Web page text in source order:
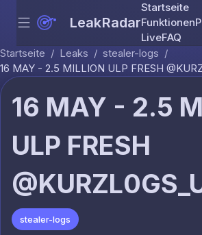
Skip to
Menu LeakRadar
Startseite
Funktionen
LiveFAQ
Startseite / Leaks / stealer-logs /
16 MAY - 2.5 MILLION ULP FRESH
16 MAY - 2.5
ULP FRESH
stealer-logs